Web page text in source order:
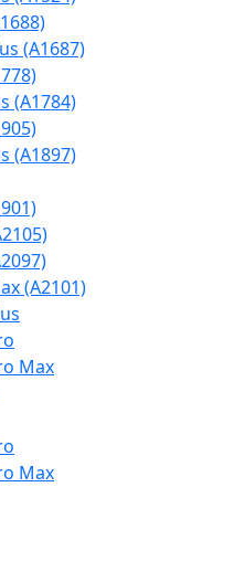
(A1687)
(A1784)
(A1897)
(A2101)
Max
Max